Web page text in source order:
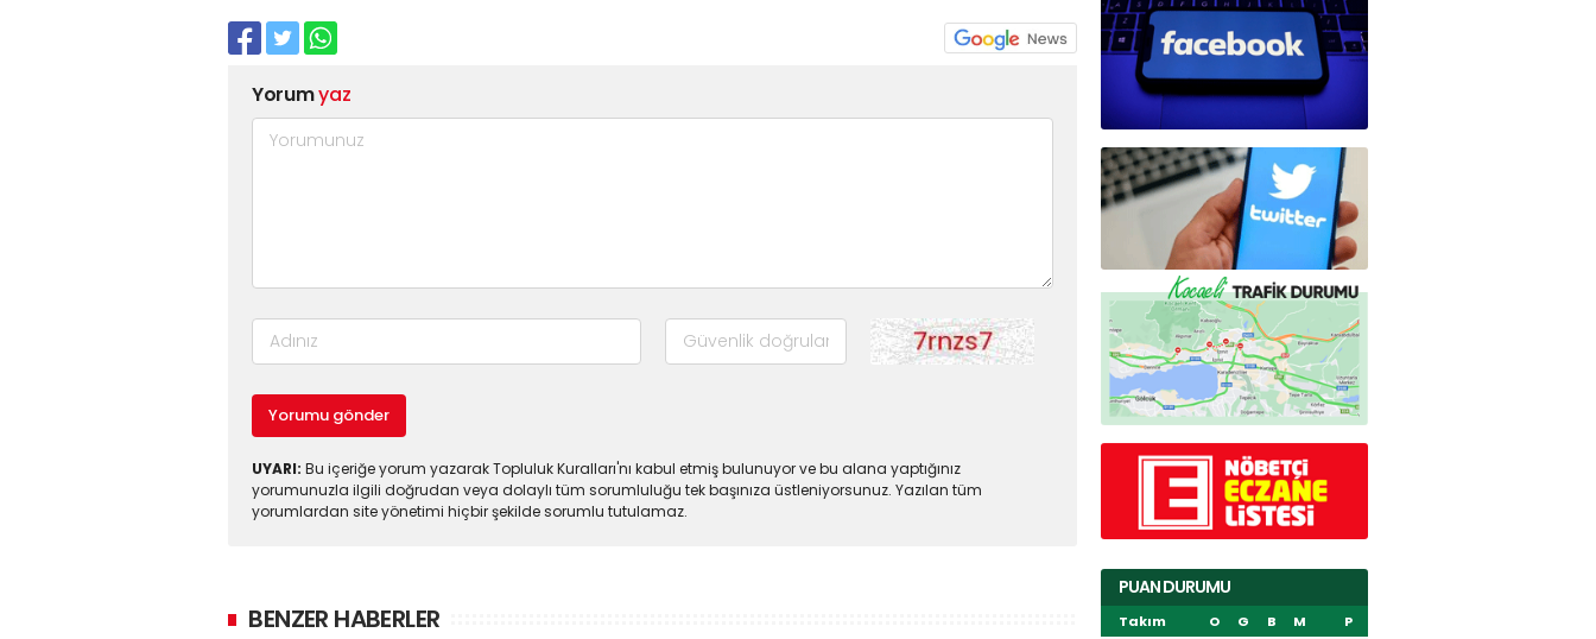
Yorumyaz
Yorumu gönder
UYARI: Bu içeriğe yorum yazarak Topluluk Kuralları'nı kabul etmiş bulunuyor ve bu alana yaptığınız
yorumunuzla ilgili doğrudan veya dolaylı tüm sorumluluğu tek başınıza üstleniyorsunuz. Yazılan tüm
yorumlardan site yönetimi hiçbir şekilde sorumlu tutulamaz.
BENZER HABERLER
PUAN DURUMU
Takım O G B M
P